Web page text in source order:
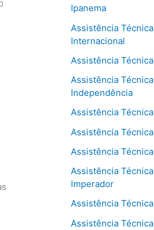
Ipanema
Assistência
Internacional
Assistência
Assistência
Independência
Assistência
Assistência
Assistência
Assistência
Imperador
Assistência
Assistência